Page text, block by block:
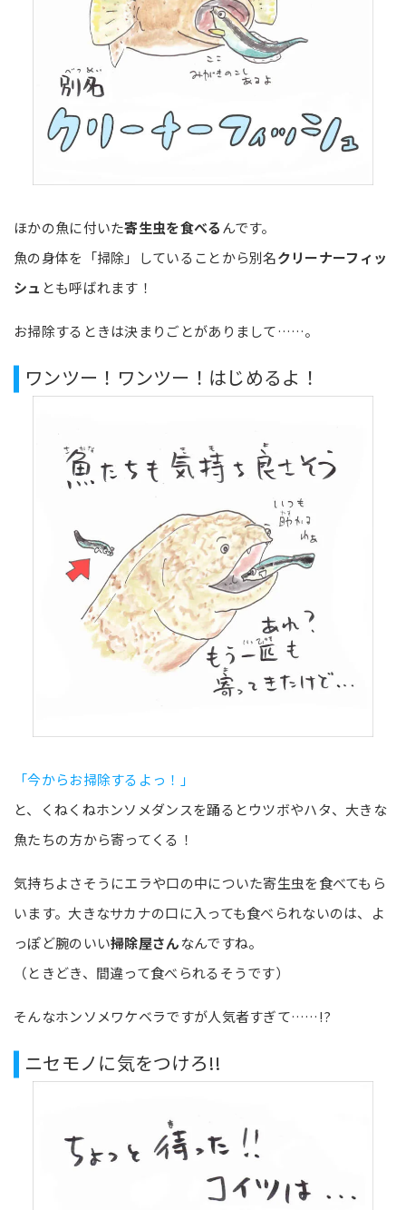
ほかの魚に付いた寄生虫を食べるんです。
魚の身体を「掃除」していることから別名クリーナーフィッ
シュ とも呼ばれます！
お掃除するときは決まりごとがありまして……。
ワンツー！ワンツー！はじめるよ！
「今からお掃除するよっ！」
と、くねくねホンソメダンスを踊るとウツボやハタ、大きな
魚たちの方から寄ってくる！
気持ちよさそうにエラや口の中についた寄生虫を食べてもら
います。大きなサカナの口に入っても食べられないのは、よ
っぽど腕のいい掃除屋さんなんですね。
（ときどき、間違って食べられるそうです）
そんなホンソメワケベラですが人気者すぎて……!?
ニセモノに気をつけろ!!